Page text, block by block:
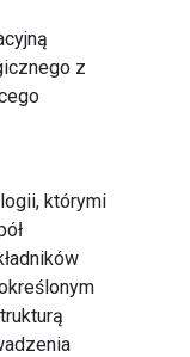
z
którymi